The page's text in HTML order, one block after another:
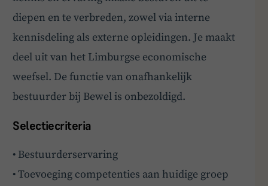
diepen en te verbreden, zowel via interne
kennisdeling als externe opleidingen. Je maakt
deel uit van het Limburgse economische
weefsel. De functie van onafhankelijk
bestuurder bij Bewel is onbezoldigd.
Selectiecriteria
• Bestuurderservaring
• Toevoeging competenties aan huidige groep